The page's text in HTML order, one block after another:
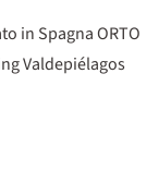
in Spagna ORTO
Valdepiélagos